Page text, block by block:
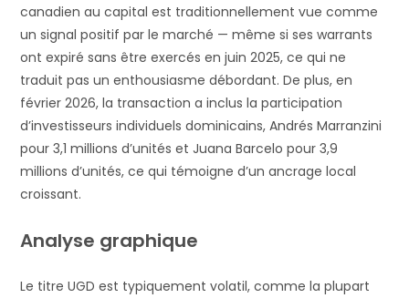
canadien au capital est traditionnellement vue comme
un signal positif par le marché — même si ses warrants
ont expiré sans être exercés en juin 2025, ce qui ne
traduit pas un enthousiasme débordant. De plus, en
février 2026, la transaction a inclus la participation
d’investisseurs individuels dominicains, Andrés Marranzini
pour 3,1 millions d’unités et Juana Barcelo pour 3,9
millions d’unités, ce qui témoigne d’un ancrage local
croissant.
Analyse graphique
Le titre UGD est typiquement volatil, comme la plupart